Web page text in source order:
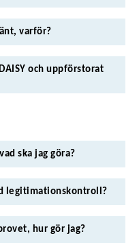
varför?
och uppförstorat
ska jag göra?
legitimationskontroll?
hur gör jag?